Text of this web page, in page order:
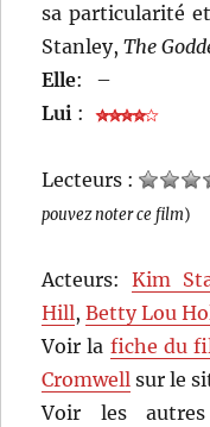
sa particularité
Stanley,The
Elle:
–
Lui :
Lecteurs :
pouvez noter ce film)
Acteurs:Kim
Hill,Betty Lou
Voir la fiche du
Cromwell sur le
Voir les